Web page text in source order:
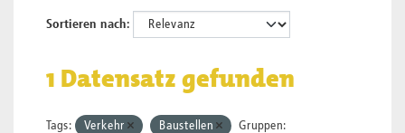
Sortieren nach
1 Datensatz gefunden
Tags: Verkehr Baustellen Gruppen: